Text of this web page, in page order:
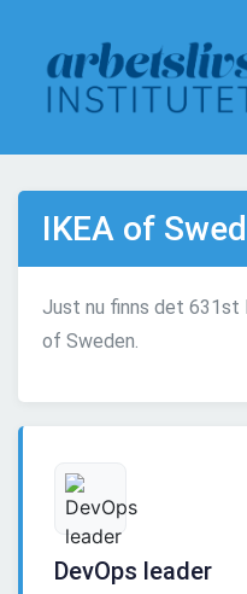
IKEA of
Just nu finns det 631st
of Sweden.
DevOps leader